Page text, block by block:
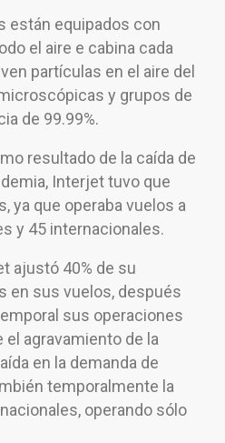
están equipados con
el aire e cabina cada
partículas en el aire del
y grupos de
de 99.99%.
resultado de la caída de
Interjet tuvo que
ya que operaba vuelos a
y 45 internacionales.
ajustó 40% de su
en sus vuelos, después
sus operaciones
agravamiento de la
en la demanda de
temporalmente la
operando sólo